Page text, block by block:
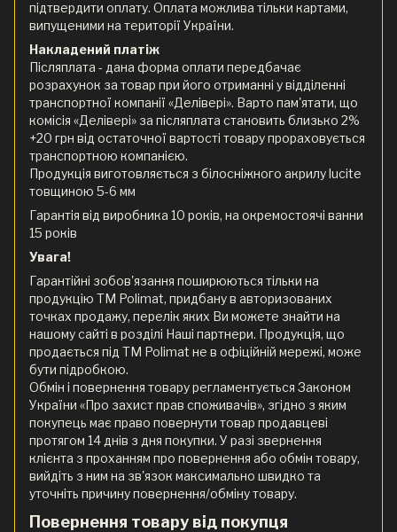
підтвердити оплату. Оплата можлива тільки картами,
випущеними на території України.
Накладений платіж
Післяплата - дана форма оплати передбачає
розрахунок за товар при його отриманні у відділенні
транспортної компанії «Делівері». Варто пам'ятати, що
комісія «Делівері» за післяплата становить близько 2%
+20 грн від остаточної вартості товару прораховується
транспортною компанією.
Продукція виготовляється з білосніжного акрилу lucite
товщиною 5-6 мм
Гарантія від виробника 10 років, на окремостоячі ванни
15 років
Увага!
Гарантійні зобов'язання поширюються тільки на
продукцію ТМ Polimat, придбану в авторизованих
точках продажу, перелік яких Ви можете знайти на
нашому сайті в розділі Наші партнери. Продукція, що
продається під ТМ Polimat не в офіційній мережі, може
бути підробкою.
Обмін і повернення товару регламентується Законом
України «Про захист прав споживачів», згідно з яким
покупець має право повернути товар продавцеві
протягом 14 днів з дня покупки. У разі звернення
клієнта з проханням про повернення або обмін товару,
вийдіть з ним на зв'язок максимально швидко та
уточніть причину повернення/обміну товару.
Повернення товару від покупця